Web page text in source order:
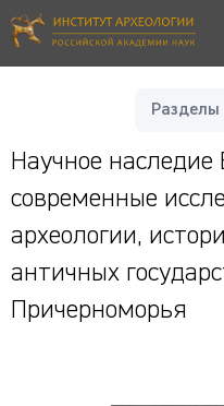
Разделы
Научное наследие
современные
археологии,
античных
Причерноморья